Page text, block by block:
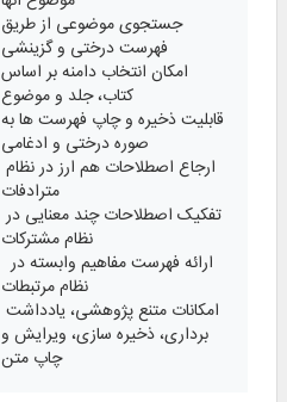
جستجوی موضوعی از طریق
فهرست درختی و گزینشی
امکان انتخاب دامنه بر اساس
قابلیت ذخیره و چاپ فهرست‌ ها به
برداری، ذخیره سازی، ویرایش و
چاپ متن